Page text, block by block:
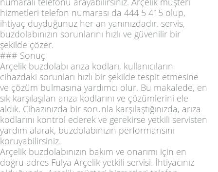
hizmetleri telefon numarası da 444 5 415 olup,
ihtiyaç duyduğunuz her an yanınızdadır. servis,
buzdolabınızın sorunlarını hızlı ve güvenilir bir
şekilde çözer.
### Sonuç
Arçelik buzdolabı arıza kodları, kullanıcıların
cihazdaki sorunları hızlı bir şekilde tespit etmesine
ve çözüm bulmasına yardımcı olur. Bu makalede, en
sık karşılaşılan arıza kodlarını ve çözümlerini ele
aldık. Cihazınızda bir sorunla karşılaştığınızda, arıza
kodlarını kontrol ederek ve gerekirse yetkili servisten
yardım alarak, buzdolabınızın performansını
koruyabilirsiniz.
Arçelik buzdolabınızın bakım ve onarımı için en
doğru adres Fulya Arçelik yetkili servisi. İhtiyacınız